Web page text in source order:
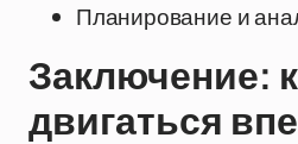
Планирование и
Заключение:
двигаться